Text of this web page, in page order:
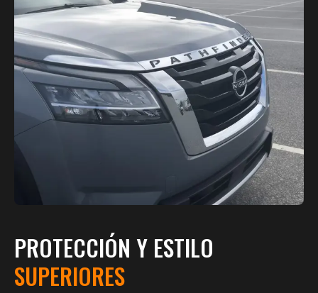
PROTECCIÓN Y ESTILO
SUPERIORES